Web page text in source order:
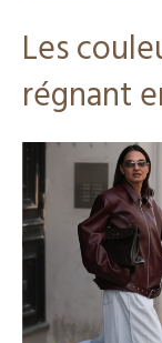
Les
régnant